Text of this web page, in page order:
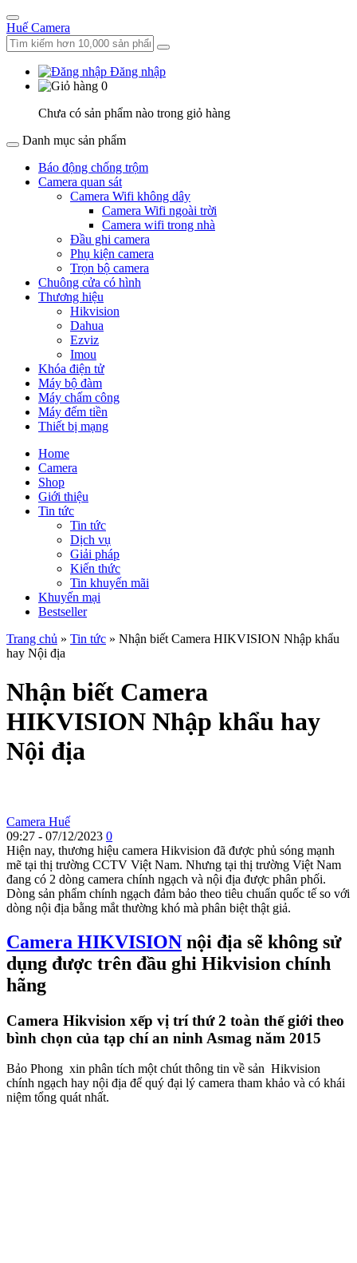
Huế Camera
Đăng nhập
0
Chưa có sản phẩm nào trong giỏ hàng
Danh mục sản phẩm
Báo động chống trộm
Camera quan sát
Camera Wifi không dây
Camera Wifi ngoài trời
Camera wifi trong nhà
Đầu ghi camera
Phụ kiện camera
Trọn bộ camera
Chuông cửa có hình
Thương hiệu
Hikvision
Dahua
Ezviz
Imou
Khóa điện tử
Máy bộ đàm
Máy chấm công
Máy đếm tiền
Thiết bị mạng
Home
Camera
Shop
Giới thiệu
Tin tức
Tin tức
Dịch vụ
Giải pháp
Kiến thức
Tin khuyến mãi
Khuyến mại
Bestseller
Trang chủ » Tin tức » Nhận biết Camera HIKVISION Nhập khẩu
hay Nội địa
Nhận biết Camera
HIKVISION Nhập khẩu hay
Nội địa
Camera Huế
09:27 - 07/12/2023 0
Hiện nay, thương hiệu camera Hikvision đã được phủ sóng mạnh
mẽ tại thị trường CCTV Việt Nam. Nhưng tại thị trường Việt Nam
đang có 2 dòng camera chính ngạch và nội địa được phân phối.
Dòng sản phẩm chính ngạch đảm bảo theo tiêu chuẩn quốc tế so với
dòng nội địa bằng mắt thường khó mà phân biệt thật giả.
Camera HIKVISION nội địa sẽ không sử
dụng được trên đầu ghi Hikvision chính
hãng
Camera Hikvision xếp vị trí thứ 2 toàn thế giới theo
bình chọn của tạp chí an ninh Asmag năm 2015
Bảo Phong xin phân tích một chút thông tin về sản Hikvision
chính ngạch hay nội địa để quý đại lý camera tham khảo và có khái
niệm tổng quát nhất.